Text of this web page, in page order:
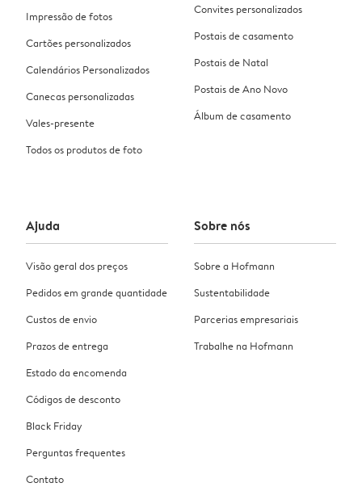
Impressão de fotos
Cartões personalizados
Calendários Personalizados
Canecas personalizadas
Vales-presente
Todos os produtos de foto
Convites personalizados
Postais de casamento
Postais de Natal
Postais de Ano Novo
Álbum de casamento
Ajuda
Visão geral dos preços
Pedidos em grande quantidade
Custos de envio
Prazos de entrega
Estado da encomenda
Códigos de desconto
Black Friday
Perguntas frequentes
Contato
Sobre nós
Sobre a Hofmann
Sustentabilidade
Parcerias empresariais
Trabalhe na Hofmann